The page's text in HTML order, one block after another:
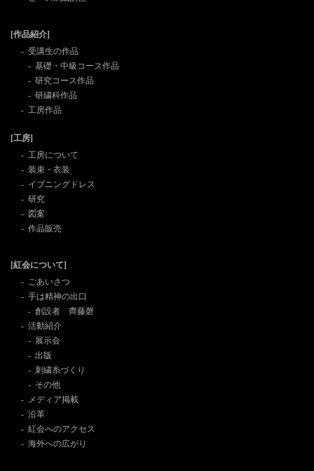
[作品紹介]
受講生の作品
基礎・中級コース作品
研究コース作品
研繍科作品
工房作品
[工房]
工房について
装束・衣装
イブニングドレス
研究
図案
作品販売
[紅会について]
ごあいさつ
手は精神の出口
創設者 齊藤磬
活動紹介
展示会
出版
刺繍糸づくり
その他
メディア掲載
沿革
紅会へのアクセス
海外への広がり